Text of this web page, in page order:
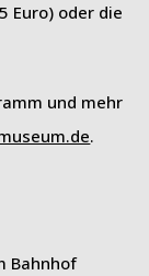
Euro) oder die
und mehr
.
Bahnhof